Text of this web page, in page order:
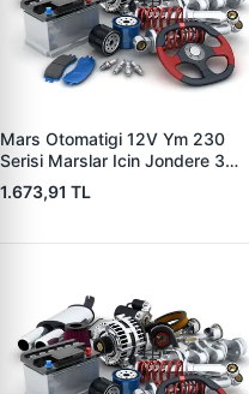
Mars Otomatigi 12V Ym 230
Serisi Marslar Icin Jondere 3
Delik | ZM 1653 | OEM
RE503357
1.673,91 TL